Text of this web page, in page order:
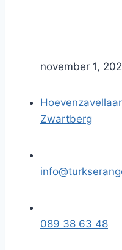
november 1,
Zwartberg
089 38 63 48